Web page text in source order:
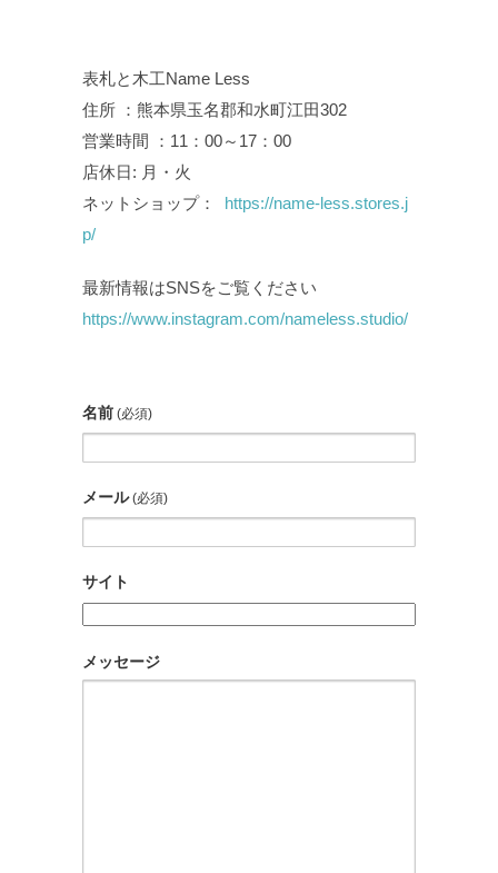
表札と木工Name Less
住所 ：熊本県玉名郡和水町江田302
営業時間 ：11：00～17：00
店休日: 月・火
ネットショップ： https://name-less.stores.j
p/
最新情報はSNSをご覧ください
https://www.instagram.com/nameless.studio/
名前 (必須)
メール (必須)
サイト
メッセージ